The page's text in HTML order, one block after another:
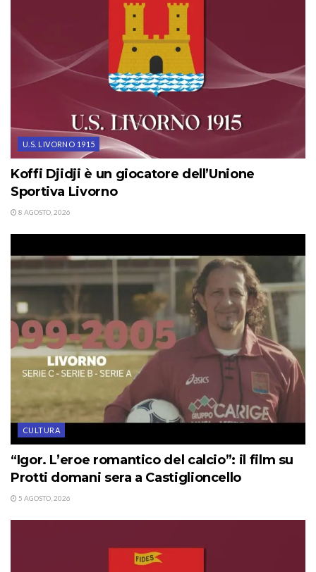
U.S. LIVORNO 1915
Koffi Djidji è un giocatore dell’Unione
Sportiva Livorno
8 AGOSTO, 2026
CULTURA
“Igor. L’eroe romantico del calcio”: il film su
Protti domani sera a Castiglioncello
5 AGOSTO, 2026